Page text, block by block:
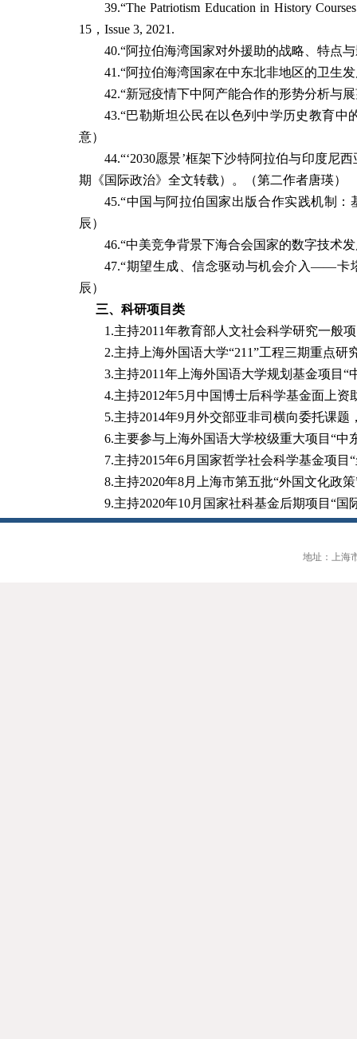
39.“The Patriotism Education in History
15 ， Issue 3, 2021.
40.“阿拉伯海湾国家对外援助的战略、特点
41.“阿拉伯海湾国家在中东北非地区的卫生
42.“新冠疫情下中阿产能合作的形势分析与
43.“巴勒斯坦公民在以色列中学历史教育中
意）
44.“‘2030愿景’框架下沙特阿拉伯与印度尼
期《国际政治》全文转载）。
（第二作者唐瑛）
45.“中国与阿拉伯国家出版合作实践机制：
辰）
46.“中美竞争背景下海合会国家的数字技术发
47.“期望生成、信念驱动与机会介入——卡
辰）
三、 科研项目类
1.主持2011年教育部人文社会科学研究一般
2.主持上海外国语大学“211”工程三期重点研
3.主持2011年上海外国语大学规划基金项目“
4.主持2012年5月中国博士后科学基金面上资
5.主持2014年9月外交部亚非司横向委托课题
6.主要参与上海外国语大学校级重大项目“中
7.主持2015年6月国家哲学社会科学基金项目
8.主持2020年8月上海市第五批“外国文化政
9.主持2020年10月国家社科基金后期项目“
地址：上海